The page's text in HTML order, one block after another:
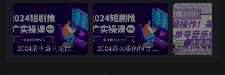
2024最火爆的项目短剧推广实操课，一条视频变现5万+【附软件工具】 2024最火爆的项目短剧推广实操课 一条视频变现5万+(附软件工具